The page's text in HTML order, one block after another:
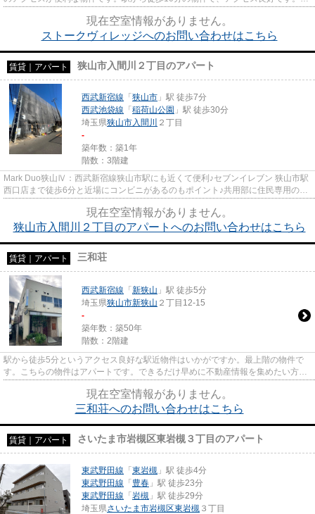
現在空室情報がありません。
ストークヴィレッジへのお問い合わせはこちら
賃貸｜アパート 狭山市入間川２丁目のアパート
西武新宿線 「 狭山市 」駅 徒歩7分
西武池袋線 「 稲荷山公園 」駅 徒歩30分
埼玉県狭山市入間川 ２丁目
-
築年数：築1年
階数：3階建
Mark Duo狭山Ⅳ：西武新宿線狭山市駅にも近くて便利♪セブンイレブン 狭山市駅
西口店まで徒歩6分と近場にコンビニがあるのもポイント♪共用部に住民専用のゴ
現在空室情報がありません。
狭山市入間川２丁目のアパートへのお問い合わせはこちら
賃貸｜アパート 三和荘
西武新宿線 「 新狭山 」駅 徒歩5分
埼玉県狭山市新狭山 ２丁目12-15
-
築年数：築50年
階数：2階建
駅から徒歩5分というアクセス良好な駅近物件はいかがですか。最上階の物件で
す。こちらの物件はアパートです。できるだけ早めに不動産情報を集めたい方は
現在空室情報がありません。
三和荘へのお問い合わせはこちら
賃貸｜アパート さいたま市岩槻区東岩槻３丁目のアパート
東武野田線 「 東岩槻 」駅 徒歩4分
東武野田線 「 豊春 」駅 徒歩23分
東武野田線 「 岩槻 」駅 徒歩29分
埼玉県さいたま市岩槻区東岩槻 ３丁目